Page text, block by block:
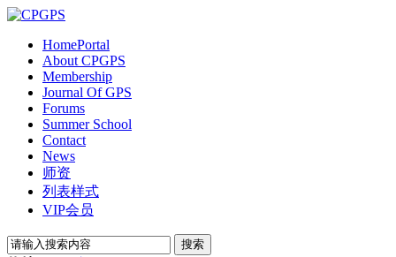
HomePortal
About CPGPS
Membership
Journal Of GPS
Forums
Summer School
Contact
News
师资
列表样式
VIP会员
搜索